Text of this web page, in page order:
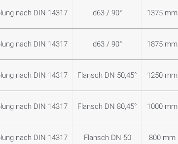
nach DIN 14317 d63 / 90° 1375 mm
nach DIN 14317 d63 / 90° 1875 mm
nach DIN 14317 Flansch DN 50,45° 1250 mm
nach DIN 14317 Flansch DN 80,45° 1000 mm
nach DIN 14317 Flansch DN 50 800 mm